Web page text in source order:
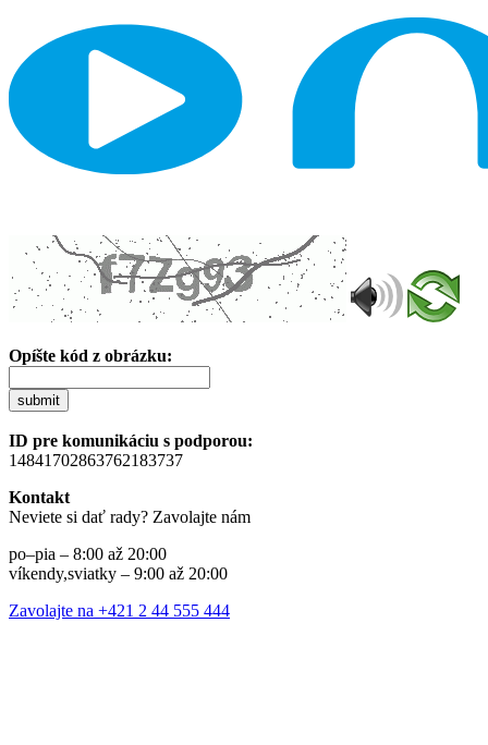
Opíšte kód z obrázku:
submit
ID pre komunikáciu s podporou:
14841702863762183737
Kontakt
Neviete si dať rady? Zavolajte nám
po–pia – 8:00 až 20:00
víkendy,sviatky – 9:00 až 20:00
Zavolajte na +421 2 44 555 444